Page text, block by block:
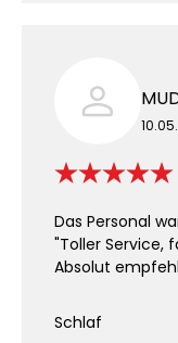
Das Personal
"Toller Service,
Absolut
Schlaf